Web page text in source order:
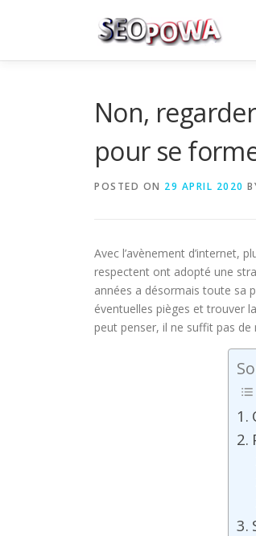
Non,
pour se
POSTED ON 29 APRIL 2020
Avec l’avènement d’internet,
respectent ont adopté une
années a désormais toute sa
éventuelles pièges et trouver
peut penser, il ne suffit pas